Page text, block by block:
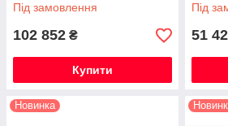
Під замовлення
102 852 ₴
Купити
Під
51
Новинка